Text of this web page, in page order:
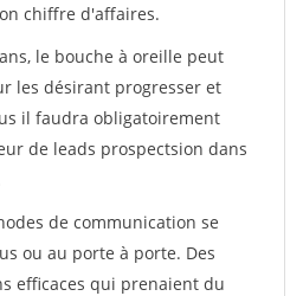
chiffre d'affaires.
le bouche à oreille peut
les désirant progresser et
il faudra obligatoirement
de leads prospectsion dans
de communication se
ou au porte à porte. Des
efficaces qui prenaient du